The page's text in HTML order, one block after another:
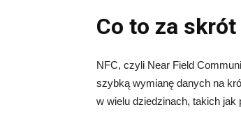
Co to za skrót
NFC, czyli Near Field
szybką wymianę danych na
w wielu dziedzinach, takich jak